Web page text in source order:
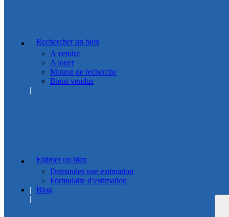
Rechercher un bien
A vendre
A louer
Moteur de recherche
Biens vendus
Estimer un bien
Demandez une estimation
Formulaire d’estimation
Blog